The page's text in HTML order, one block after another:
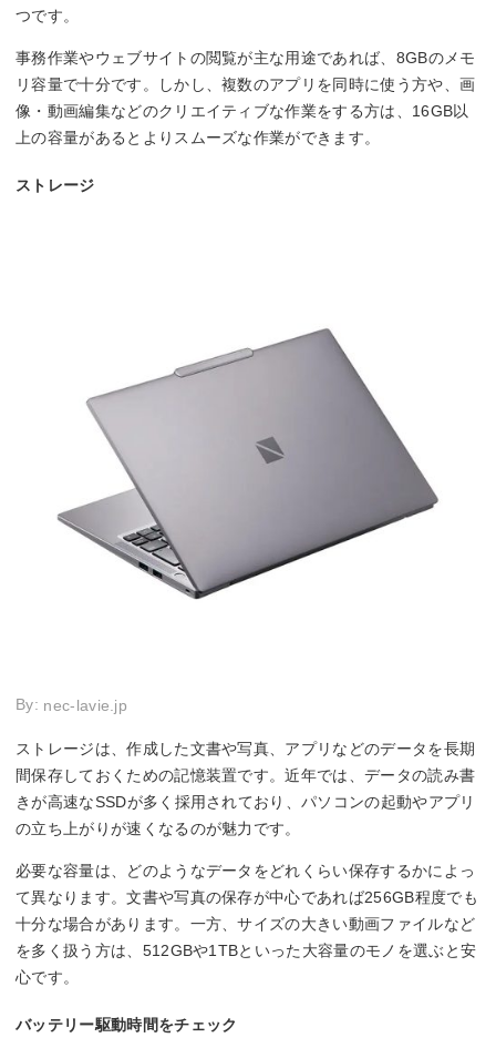
つです。
事務作業やウェブサイトの閲覧が主な用途であれば、8GBのメモ
リ容量で十分です。しかし、複数のアプリを同時に使う方や、画
像・動画編集などのクリエイティブな作業をする方は、16GB以
上の容量があるとよりスムーズな作業ができます。
ストレージ
By: nec-lavie.jp
ストレージは、作成した文書や写真、アプリなどのデータを長期
間保存しておくための記憶装置です。近年では、データの読み書
きが高速なSSDが多く採用されており、パソコンの起動やアプリ
の立ち上がりが速くなるのが魅力です。
必要な容量は、どのようなデータをどれくらい保存するかによっ
て異なります。文書や写真の保存が中心であれば256GB程度でも
十分な場合があります。一方、サイズの大きい動画ファイルなど
を多く扱う方は、512GBや1TBといった大容量のモノを選ぶと安
心です。
バッテリー駆動時間をチェック